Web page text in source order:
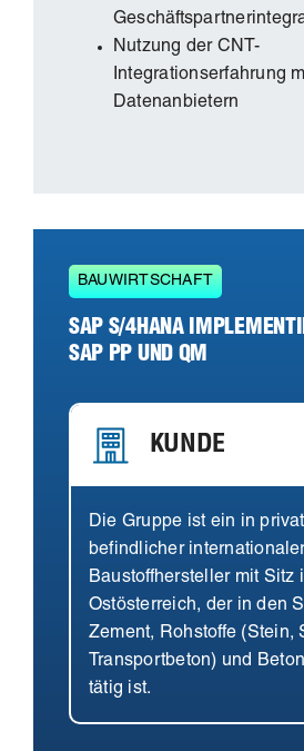
Nutzung der CNT-
Integrationserfahrung
Datenanbietern
BAUWIRTSCHAFT
SAP S/4HANA
SAP PP UND QM
KUNDE
Die Gruppe ist ein in
befindlicher
Baustoffhersteller mit Sitz
Ostösterreich, der in den
Zement, Rohstoffe (Stein,
Transportbeton) und
tätig ist.